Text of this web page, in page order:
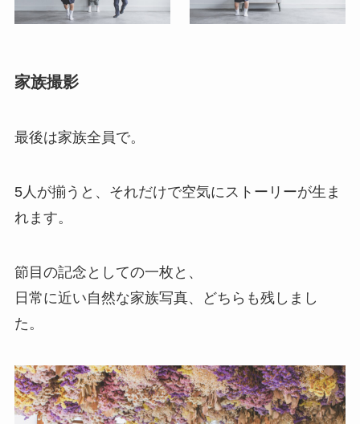
家族撮影
最後は家族全員で。
5人が揃うと、それだけで空気にストーリーが生ま
れます。
節目の記念としての一枚と、
日常に近い自然な家族写真、どちらも残しまし
た。